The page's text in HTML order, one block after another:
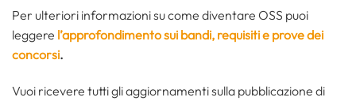
Per ulteriori informazioni su come diventare OSS puoi
leggere l’approfondimento sui bandi, requisiti e prove dei
concorsi.
Vuoi ricevere tutti gli aggiornamenti sulla pubblicazione di